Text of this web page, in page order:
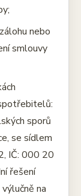
nebo
smlouvy
sporů
se sídlem
IČ: 000 20
řešení
na